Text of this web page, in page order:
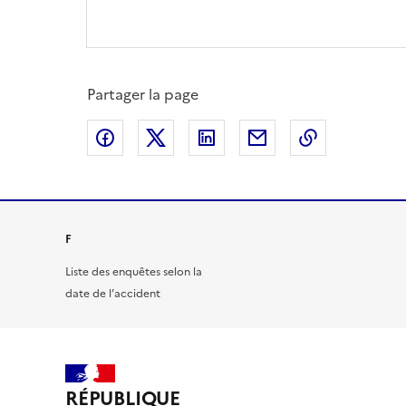
Partager la page
Partager sur Facebook
Partager sur XPartager sur LinkedIn
Partager par email
F
Liste des enquêtes selon la
date de l’accident
RÉPUBLIQUE